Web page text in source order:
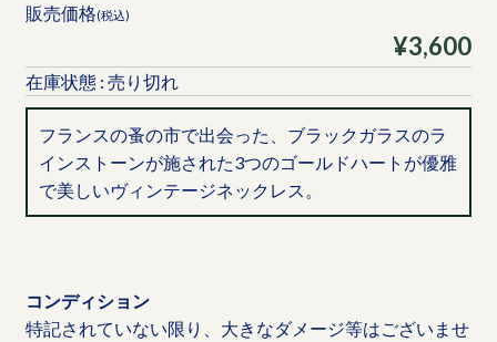
販売価格(税込)
¥3,600
在庫状態 : 売り切れ
フランスの蚤の市で出会った、ブラックガラスのラ
インストーンが施された3つのゴールドハートが優雅
で美しいヴィンテージネックレス。
コンディション
特記されていない限り、大きなダメージ等はございませ